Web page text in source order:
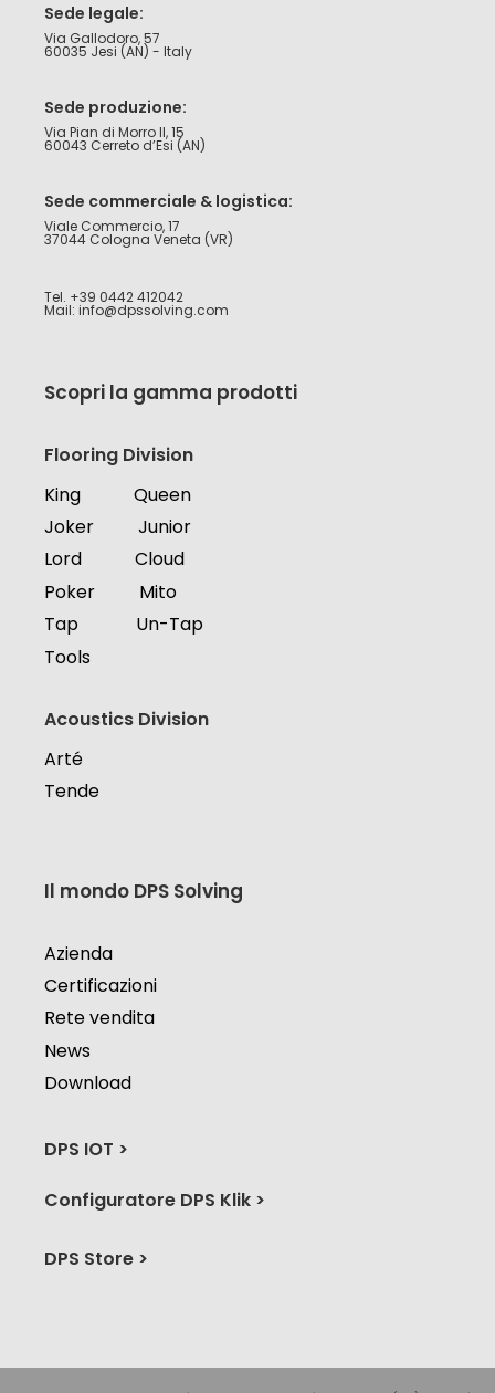
Sede legale:
Via Gallodoro, 57
60035 Jesi (AN) - Italy
Sede produzione:
Via Pian di Morro II, 15
60043 Cerreto d’Esi (AN)
Sede commerciale & logistica:
Viale Commercio, 17
37044 Cologna Veneta (VR)
Tel. +39 0442 412042
Mail: info@dpssolving.com
Scopri la gamma prodotti
Flooring Division
King
Queen
Joker
Junior
Lord
Cloud
Poker
Mito
Tap
Un-Tap
Tools
Acoustics Division
Arté
Tende
Il mondo DPS Solving
Azienda
Certificazioni
Rete vendita
News
Download
DPS IOT >
Configuratore DPS Klik >
DPS Store >